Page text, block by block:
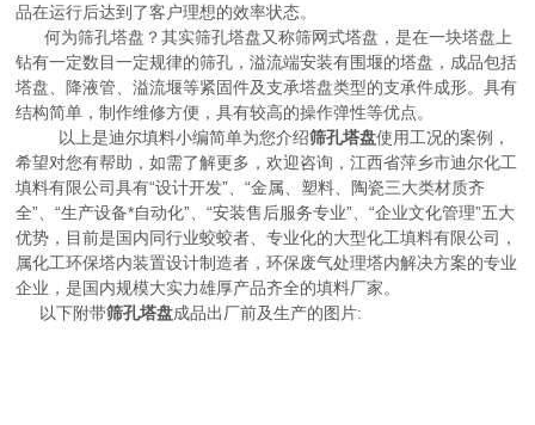
品在运行后达到了客户理想的效率状态。
何为筛孔塔盘？其实筛孔塔盘又称筛网式塔盘，是在一块塔盘上
钻有一定数目一定规律的筛孔，溢流端安装有围堰的塔盘，成品包括
塔盘、降液管、溢流堰等紧固件及支承塔盘类型的支承件成形。具有
结构简单，制作维修方便，具有较高的操作弹性等优点。
以上是迪尔填料小编简单为您介绍筛孔塔盘使用工况的案例，
希望对您有帮助，如需了解更多，欢迎咨询，江西省萍乡市迪尔化工
填料有限公司具有“设计开发”、“金属、塑料、陶瓷三大类材质齐
全”、“生产设备*自动化”、“安装售后服务专业”、“企业文化管理”五大
优势，目前是国内同行业蛟蛟者、专业化的大型化工填料有限公司，
属化工环保塔内装置设计制造者，环保废气处理塔内解决方案的专业
企业，是国内规模大实力雄厚产品齐全的填料厂家。
以下附带筛孔塔盘成品出厂前及生产的图片: